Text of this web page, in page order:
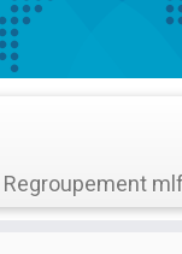
Regroupement